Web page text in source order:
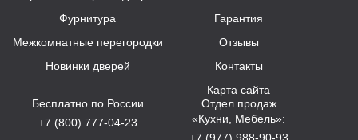
Фурнитура
Межкомнатные перегородки
Новинки дверей
Гарантия
Отзывы
Контакты
Карта сайта
Бесплатно по России
+7 (800) 777-04-23
Отдел продаж
«Кухни, Мебель»:
+7 (977) 988-90-93